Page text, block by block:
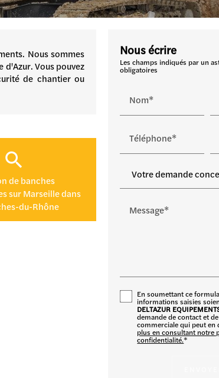
Nous sommes
Vous pouvez
de chantier ou
de banches
sur Marseille dans
du-Rhône
Nous écrire
Les champs indiqués par un
obligatoires
Nom*
Téléphone*
Message*
En soumettant ce
informations saisies
DELTAZUR
demande de contact et
commerciale qui peut en
plus en consultant notre
confidentialité.*